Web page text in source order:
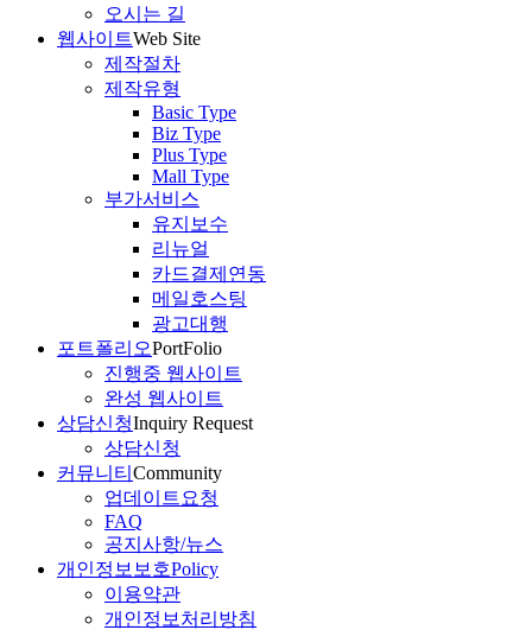
오시는 길
웹사이트Web Site
제작절차
제작유형
Basic Type
Biz Type
Plus Type
Mall Type
부가서비스
유지보수
리뉴얼
카드결제연동
메일호스팅
광고대행
포트폴리오PortFolio
진행중 웹사이트
완성 웹사이트
상담신청Inquiry Request
상담신청
커뮤니티 Community
업데이트요청
FAQ
공지사항/뉴스
개인정보보호Policy
이용약관
개인정보처리방침